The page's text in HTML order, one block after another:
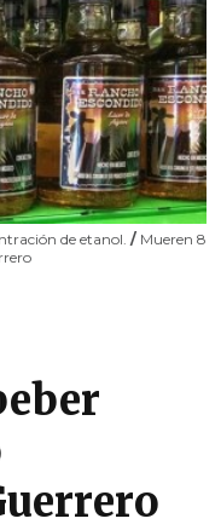
de etanol. / Mueren 8